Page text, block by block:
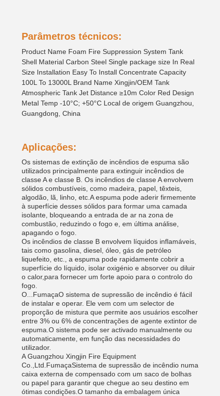
Parâmetros técnicos:
Product Name Foam Fire Suppression System Tank
Shell Material Carbon Steel Single package size In Real
Size Installation Easy To Install Concentrate Capacity
100L To 13000L Brand Name Xingjin/OEM Tank
Atmospheric Tank Jet Distance ≥10m Color Red Design
Metal Temp -10°C; +50°C Local de origem Guangzhou,
Guangdong, China
Aplicações:
Os sistemas de extinção de incêndios de espuma são
utilizados principalmente para extinguir incêndios de
classe A e classe B. Os incêndios de classe A envolvem
sólidos combustíveis, como madeira, papel, têxteis,
algodão, lã, linho, etc.A espuma pode aderir firmemente
à superfície desses sólidos para formar uma camada
isolante, bloqueando a entrada de ar na zona de
combustão, reduzindo o fogo e, em última análise,
apagando o fogo.
Os incêndios de classe B envolvem líquidos inflamáveis,
tais como gasolina, diesel, óleo, gás de petróleo
liquefeito, etc., a espuma pode rapidamente cobrir a
superfície do líquido, isolar oxigénio e absorver ou diluir
o calor,para fornecer um forte apoio para o controlo do
fogo.
O... FumaçaO sistema de supressão de incêndio é fácil
de instalar e operar. Ele vem com um selector de
proporção de mistura que permite aos usuários escolher
entre 3% ou 6% de concentrações de agente extintor de
espuma.O sistema pode ser activado manualmente ou
automaticamente, em função das necessidades do
utilizador.
A Guangzhou Xingjin Fire Equipment
Co.,Ltd. FumaçaSistema de supressão de incêndio numa
caixa externa de compensado com um saco de bolhas
ou papel para garantir que chegue ao seu destino em
ótimas condições.O tamanho da embalagem única